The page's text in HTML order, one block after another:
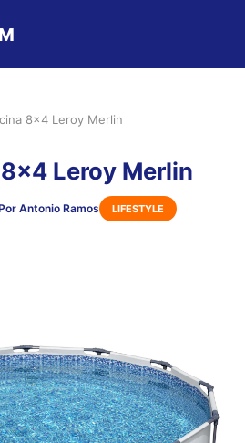
8x4 Leroy Merlin
Leroy Merlin
Antonio Ramos LIFESTYLE